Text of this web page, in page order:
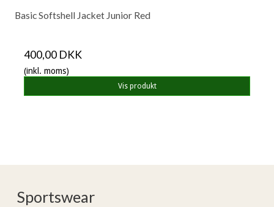
Basic Softshell Jacket Junior Red
400,00 DKK
(inkl. moms)
Vis produkt
Sportswear